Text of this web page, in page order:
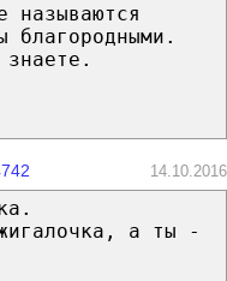
называются
благородными.
14.10.2016
а ты -